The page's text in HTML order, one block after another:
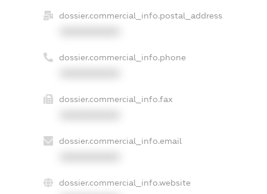
dossier.commercial_info.postal_address
dossier.commercial_info.phone
dossier.commercial_info.fax
dossier.commercial_info.email
dossier.commercial_info.website